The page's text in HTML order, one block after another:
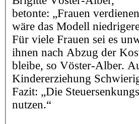
betonte: „Frauen
wäre das Modell
Für viele Frauen sei es
ihnen nach Abzug der
bleibe, so Vöster-Alber.
Kindererziehung
Fazit: „Die
nutzen.“